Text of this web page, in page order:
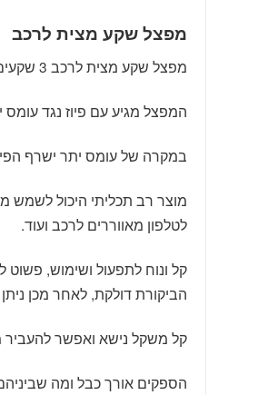
מפצל שקע מצית לרכב
מפצל שקע מצית לרכב 3 שקעים+USB, בטוח ואיכותי במיוחד.
המפצל מגיע עם פיוז נגד
במקרה של עומס יתר ישרף
מוצר רב תכליתי היכול
לטלפון מאווררים לרכב ועוד.
קל ונוח לתפעול ושימוש,
הביקורת דולקת, לאחר מכן
קל משקל נישא ואפשר
הספקים אורך כבל ומה